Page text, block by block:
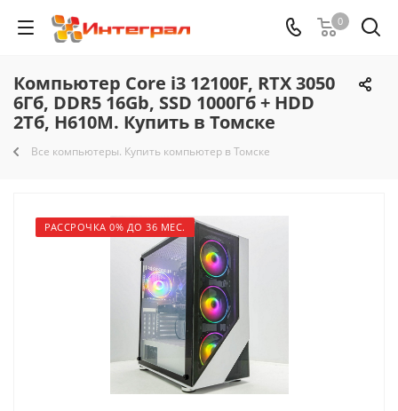
0
Компьютер Core i3 12100F, RTX 3050
6Гб, DDR5 16Gb, SSD 1000Гб + HDD
2Тб, H610M. Купить в Томске
Все компьютеры. Купить компьютер в Томске
РАССРОЧКА 0% ДО 36 МЕС.